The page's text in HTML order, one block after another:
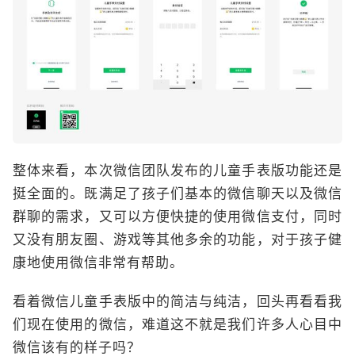
整体来看，本次微信团队发布的儿童手表版功能还是
挺全面的。既满足了孩子们基本的微信聊天以及微信
群聊的需求，又可以方便快捷的使用微信支付，同时
又没有朋友圈、游戏等其他多余的功能，对于孩子健
康地使用微信非常有帮助。
看着微信儿童手表版中的简洁与纯洁，回头再看看我
们现在使用的微信，难道这不就是我们许多人心目中
微信该有的样子吗？